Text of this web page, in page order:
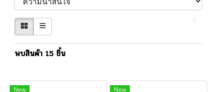
พบสินค้า 15 ชิ้น
New New